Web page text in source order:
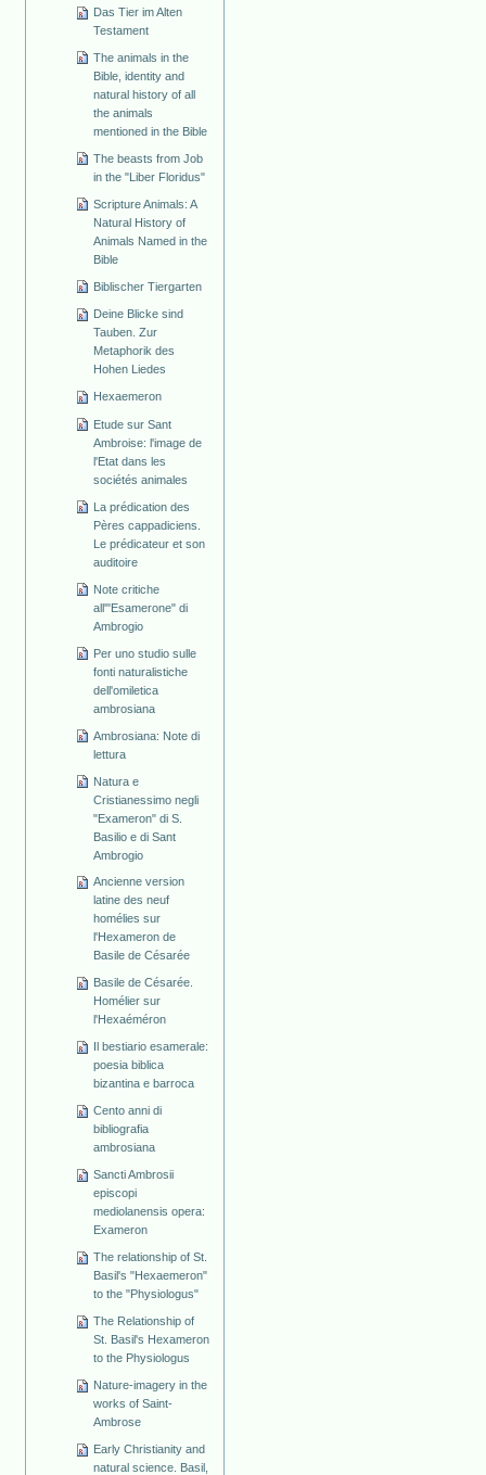
Das Tier im Alten
Testament
The animals in the
Bible, identity and
natural history of all
the animals
mentioned in the Bible
The beasts from Job
in the "Liber Floridus"
Scripture Animals: A
Natural History of
Animals Named in the
Bible
Biblischer Tiergarten
Deine Blicke sind
Tauben. Zur
Metaphorik des
Hohen Liedes
Hexaemeron
Etude sur Sant
Ambroise: l'image de
l'Etat dans les
sociétés animales
La prédication des
Pères cappadiciens.
Le prédicateur et son
auditoire
Note critiche
all'"Esamerone" di
Ambrogio
Per uno studio sulle
fonti naturalistiche
dell'omiletica
ambrosiana
Ambrosiana: Note di
lettura
Natura e
Cristianessimo negli
"Exameron" di S.
Basilio e di Sant
Ambrogio
Ancienne version
latine des neuf
homélies sur
l'Hexameron de
Basile de Césarée
Basile de Césarée.
Homélier sur
l'Hexaéméron
Il bestiario esamerale:
poesia biblica
bizantina e barroca
Cento anni di
bibliografia
ambrosiana
Sancti Ambrosii
episcopi
mediolanensis opera:
Exameron
The relationship of St.
Basil's "Hexaemeron"
to the "Physiologus"
The Relationship of
St. Basil's Hexameron
to the Physiologus
Nature-imagery in the
works of Saint-
Ambrose
Early Christianity and
natural science. Basil,